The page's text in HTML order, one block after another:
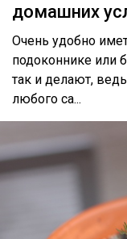
домашних
Очень удобно
подоконнике или
так и делают,
любого са...